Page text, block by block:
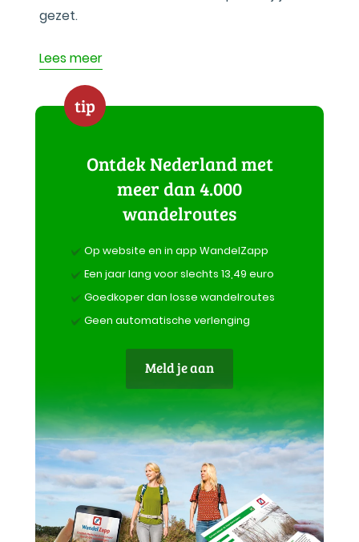
gezet.
Lees meer
tip
Ontdek Nederland met
meer dan 4.000
wandelroutes
Op website en in app WandelZapp
Een jaar lang voor slechts 13,49 euro
Goedkoper dan losse wandelroutes
Geen automatische verlenging
Meld je aan